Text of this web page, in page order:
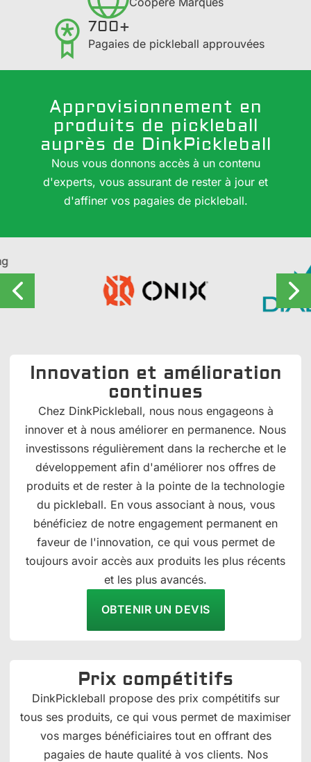
700+
Pagaies de pickleball approuvées
Approvisionnement en
produits de pickleball
auprès de DinkPickleball
Nous vous donnons accès à un contenu
d'experts, vous assurant de rester à jour et
d'affiner vos pagaies de pickleball.
Innovation et amélioration
continues
Chez DinkPickleball, nous nous engageons à
innover et à nous améliorer en permanence. Nous
investissons régulièrement dans la recherche et le
développement afin d'améliorer nos offres de
produits et de rester à la pointe de la technologie
du pickleball. En vous associant à nous, vous
bénéficiez de notre engagement permanent en
faveur de l'innovation, ce qui vous permet de
toujours avoir accès aux produits les plus récents
et les plus avancés.
OBTENIR UN DEVIS
Prix compétitifs
DinkPickleball propose des prix compétitifs sur
tous ses produits, ce qui vous permet de maximiser
vos marges bénéficiaires tout en offrant des
pagaies de haute qualité à vos clients. Nos